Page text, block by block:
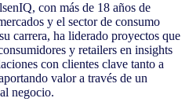
con más de 18 años de
y el sector de consumo
carrera, ha liderado proyectos que
y retailers en insights
con clientes clave tanto a
valor a través de un
negocio.